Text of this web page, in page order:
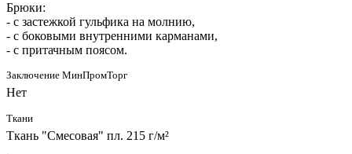
Брюки:
- с застежкой гульфика на молнию,
- с боковыми внутренними карманами,
- с притачным поясом.
Заключение МинПромТорг
Нет
Ткани
Ткань "Смесовая" пл. 215 г/м²